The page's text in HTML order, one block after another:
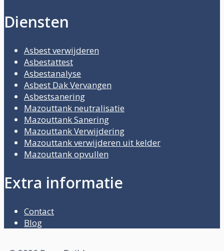
Diensten
Asbest verwijderen
Asbestattest
Asbestanalyse
Asbest Dak Vervangen
Asbestsanering
Mazouttank neutralisatie
Mazouttank Sanering
Mazouttank Verwijdering
Mazouttank verwijderen uit kelder
Mazouttank opvullen
Extra informatie
Contact
Blog